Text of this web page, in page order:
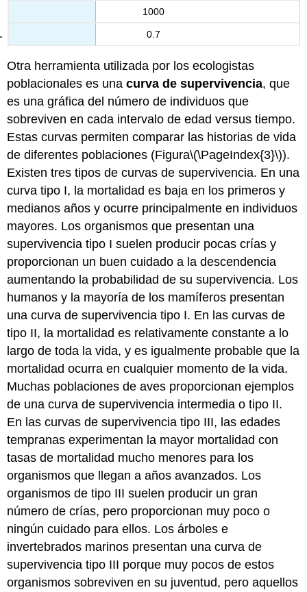
1000
0.7
Otra herramienta utilizada por los ecologistas
poblacionales es unacurva de supervivencia, que
es una gráfica del número de individuos que
sobreviven en cada intervalo de edad versus tiempo.
Estas curvas permiten comparar las historias de vida
de diferentes poblaciones (Figura\(\PageIndex{3}\)).
Existen tres tipos de curvas de supervivencia. En una
curva tipo I, la mortalidad es baja en los primeros y
medianos años y ocurre principalmente en individuos
mayores. Los organismos que presentan una
supervivencia tipo I suelen producir pocas crías y
proporcionan un buen cuidado a la descendencia
aumentando la probabilidad de su supervivencia. Los
humanos y la mayoría de los mamíferos presentan
una curva de supervivencia tipo I. En las curvas de
tipo II, la mortalidad es relativamente constante a lo
largo de toda la vida, y es igualmente probable que la
mortalidad ocurra en cualquier momento de la vida.
Muchas poblaciones de aves proporcionan ejemplos
de una curva de supervivencia intermedia o tipo II.
En las curvas de supervivencia tipo III, las edades
tempranas experimentan la mayor mortalidad con
tasas de mortalidad mucho menores para los
organismos que llegan a años avanzados. Los
organismos de tipo III suelen producir un gran
número de crías, pero proporcionan muy poco o
ningún cuidado para ellos. Los árboles e
invertebrados marinos presentan una curva de
supervivencia tipo III porque muy pocos de estos
organismos sobreviven en su juventud, pero aquellos